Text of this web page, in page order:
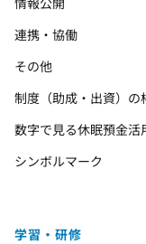
連携・協働
その他
制度（助成・出資）の
数字で見る休眠預金活
シンボルマーク
学習・研修